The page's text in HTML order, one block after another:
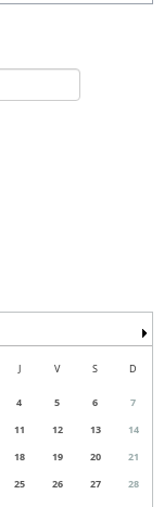
J V S D
4 5 6
7
11 12 13
14
18 19 20
21
25 26 27
28